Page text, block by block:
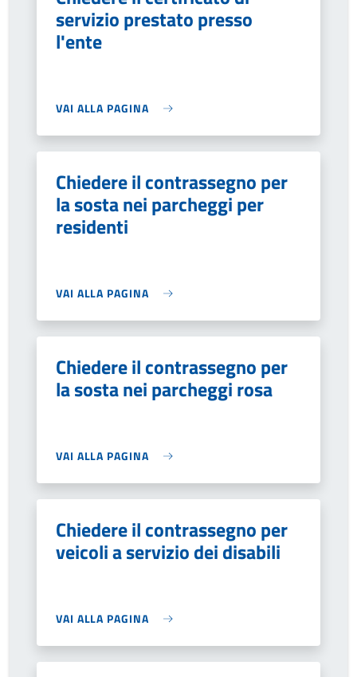
servizio prestato presso
l'ente
VAI ALLA PAGINA
Chiedere il contrassegno per
la sosta nei parcheggi per
residenti
VAI ALLA PAGINA
Chiedere il contrassegno per
la sosta nei parcheggi rosa
VAI ALLA PAGINA
Chiedere il contrassegno per
veicoli a servizio dei disabili
VAI ALLA PAGINA